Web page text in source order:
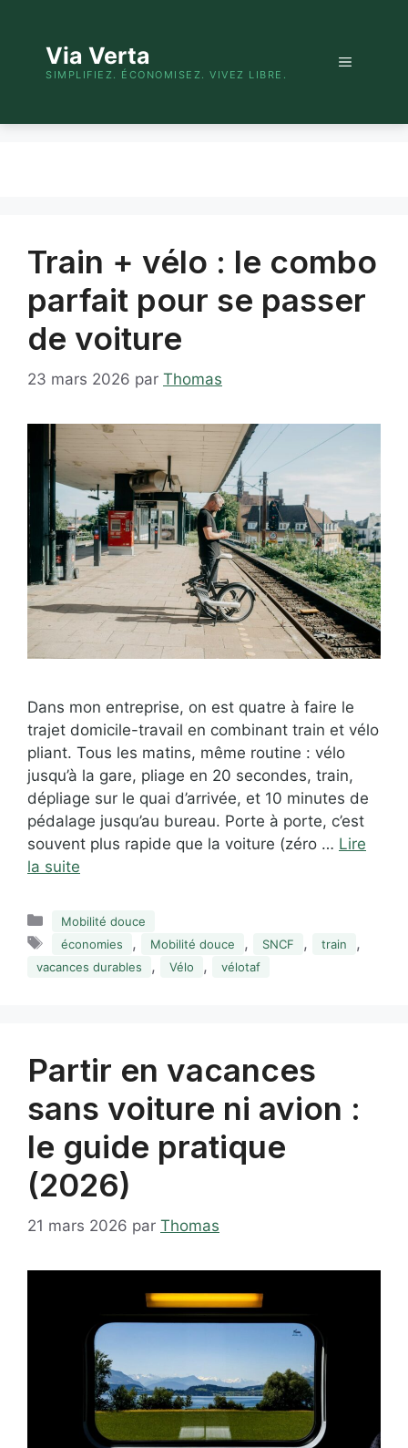
contenuVia Verta
SIMPLIFIEZ. ÉCONOMISEZ. VIVEZ LIBRE.
Menu
Train + vélo : le combo
parfait pour se passer
de voiture
23 mars 2026 par Thomas
Dans mon entreprise, on est quatre à faire le
trajet domicile-travail en combinant train et vélo
pliant. Tous les matins, même routine : vélo
jusqu’à la gare, pliage en 20 secondes, train,
dépliage sur le quai d’arrivée, et 10 minutes de
pédalage jusqu’au bureau. Porte à porte, c’est
souvent plus rapide que la voiture (zéro … Lire
la suite
Catégories
Mobilité douce
Étiquettes
économies , Mobilité douce , SNCF , train ,
vacances durables , Vélo , vélotaf
Partir en vacances
sans voiture ni avion :
le guide pratique
(2026)
21 mars 2026 par Thomas